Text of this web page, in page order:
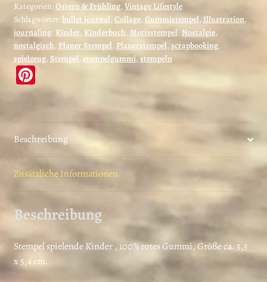
unmontiert
oder
auf
Haftschaum
(250101)
Menge
Kategorien:Ostern & Frühling, Vintage Lifestyle
Schlagwörter:bullet journal, Collage, Gummistempel, Illustration,
journaling, Kinder, Kinderbuch, Motivstempel, Nostalgie,
nostalgisch, Planer Stempel, Planerstempel, scrapbooking,
spielzeug, Stempel, stempelgummi, stempeln
Pi
nt
es
t
Beschreibung
Zusätzliche Informationen
Beschreibung
Stempel spielende Kinder , 100% rotes Gummi, Größe ca. 5,5
x 5,4 cm.